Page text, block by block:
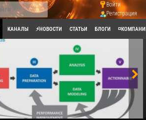
Войти
Регистрация
КАНАЛЫ ⚡НОВОСТИ СТАТЬИ БЛОГИ